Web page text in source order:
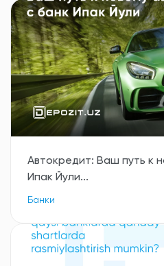
Автокредит: Ваш путь к
Ипак Йули...
Банки